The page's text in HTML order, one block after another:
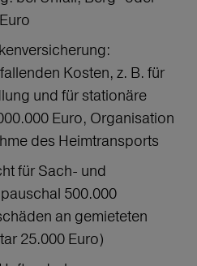
Kosten, z. B. für
und für stationäre
Euro, Organisation
des Heimtransports
für Sach- und
500.000
an gemieteten
25.000 Euro)